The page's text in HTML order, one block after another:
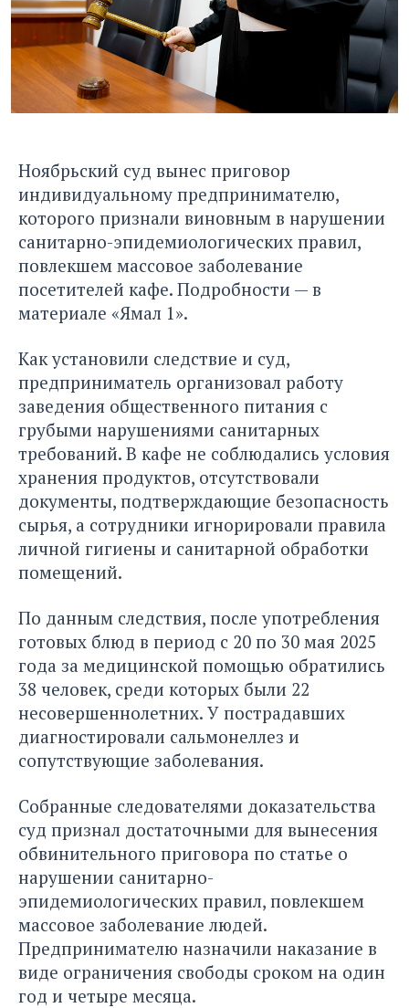
Ноябрьский суд вынес приговор
индивидуальному предпринимателю,
которого признали виновным в нарушении
санитарно-эпидемиологических правил,
повлекшем массовое заболевание
посетителей кафе. Подробности — в
материале «Ямал 1».
Как установили следствие и суд,
предприниматель организовал работу
заведения общественного питания с
грубыми нарушениями санитарных
требований. В кафе не соблюдались условия
хранения продуктов, отсутствовали
документы, подтверждающие безопасность
сырья, а сотрудники игнорировали правила
личной гигиены и санитарной обработки
помещений.
По данным следствия, после употребления
готовых блюд в период с 20 по 30 мая 2025
года за медицинской помощью обратились
38 человек, среди которых были 22
несовершеннолетних. У пострадавших
диагностировали сальмонеллез и
сопутствующие заболевания.
Собранные следователями доказательства
суд признал достаточными для вынесения
обвинительного приговора по статье о
нарушении санитарно-
эпидемиологических правил, повлекшем
массовое заболевание людей.
Предпринимателю назначили наказание в
виде ограничения свободы сроком на один
год и четыре месяца.